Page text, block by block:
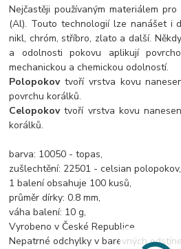
Nejčastěji používaným materiálem
(Al). Touto technologií lze nanášet i
nikl, chróm, stříbro, zlato a další.
a odolnosti pokovu aplikují
mechanickou a chemickou odolností.
Polopokovtvoří vrstva kovu
povrchu korálků.
Celopokovtvoří vrstva kovu
korálků.
barva: 10050 - topas,
zušlechtění: 22501 - celsian polopokov,
1 balení obsahuje 100 kusů,
průměr dírky: 0.8 mm,
váha balení: 10 g,
Vyrobeno v České Republice.
Nepatrné odchylky v barevných